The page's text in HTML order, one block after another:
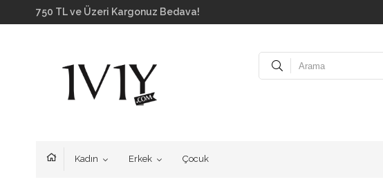
750 TL ve Üzeri Kargonuz Bedava!
Kadın Erkek Çocuk